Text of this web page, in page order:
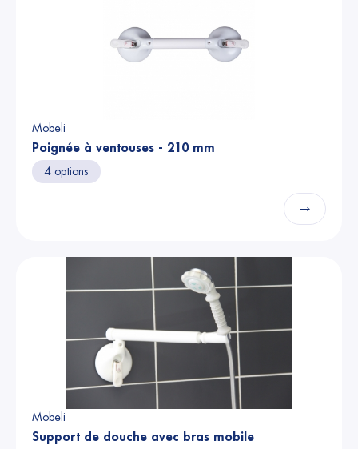
Mobeli
Poignée à ventouses - 210 mm
4 options
→
Mobeli
Support de douche avec bras mobile